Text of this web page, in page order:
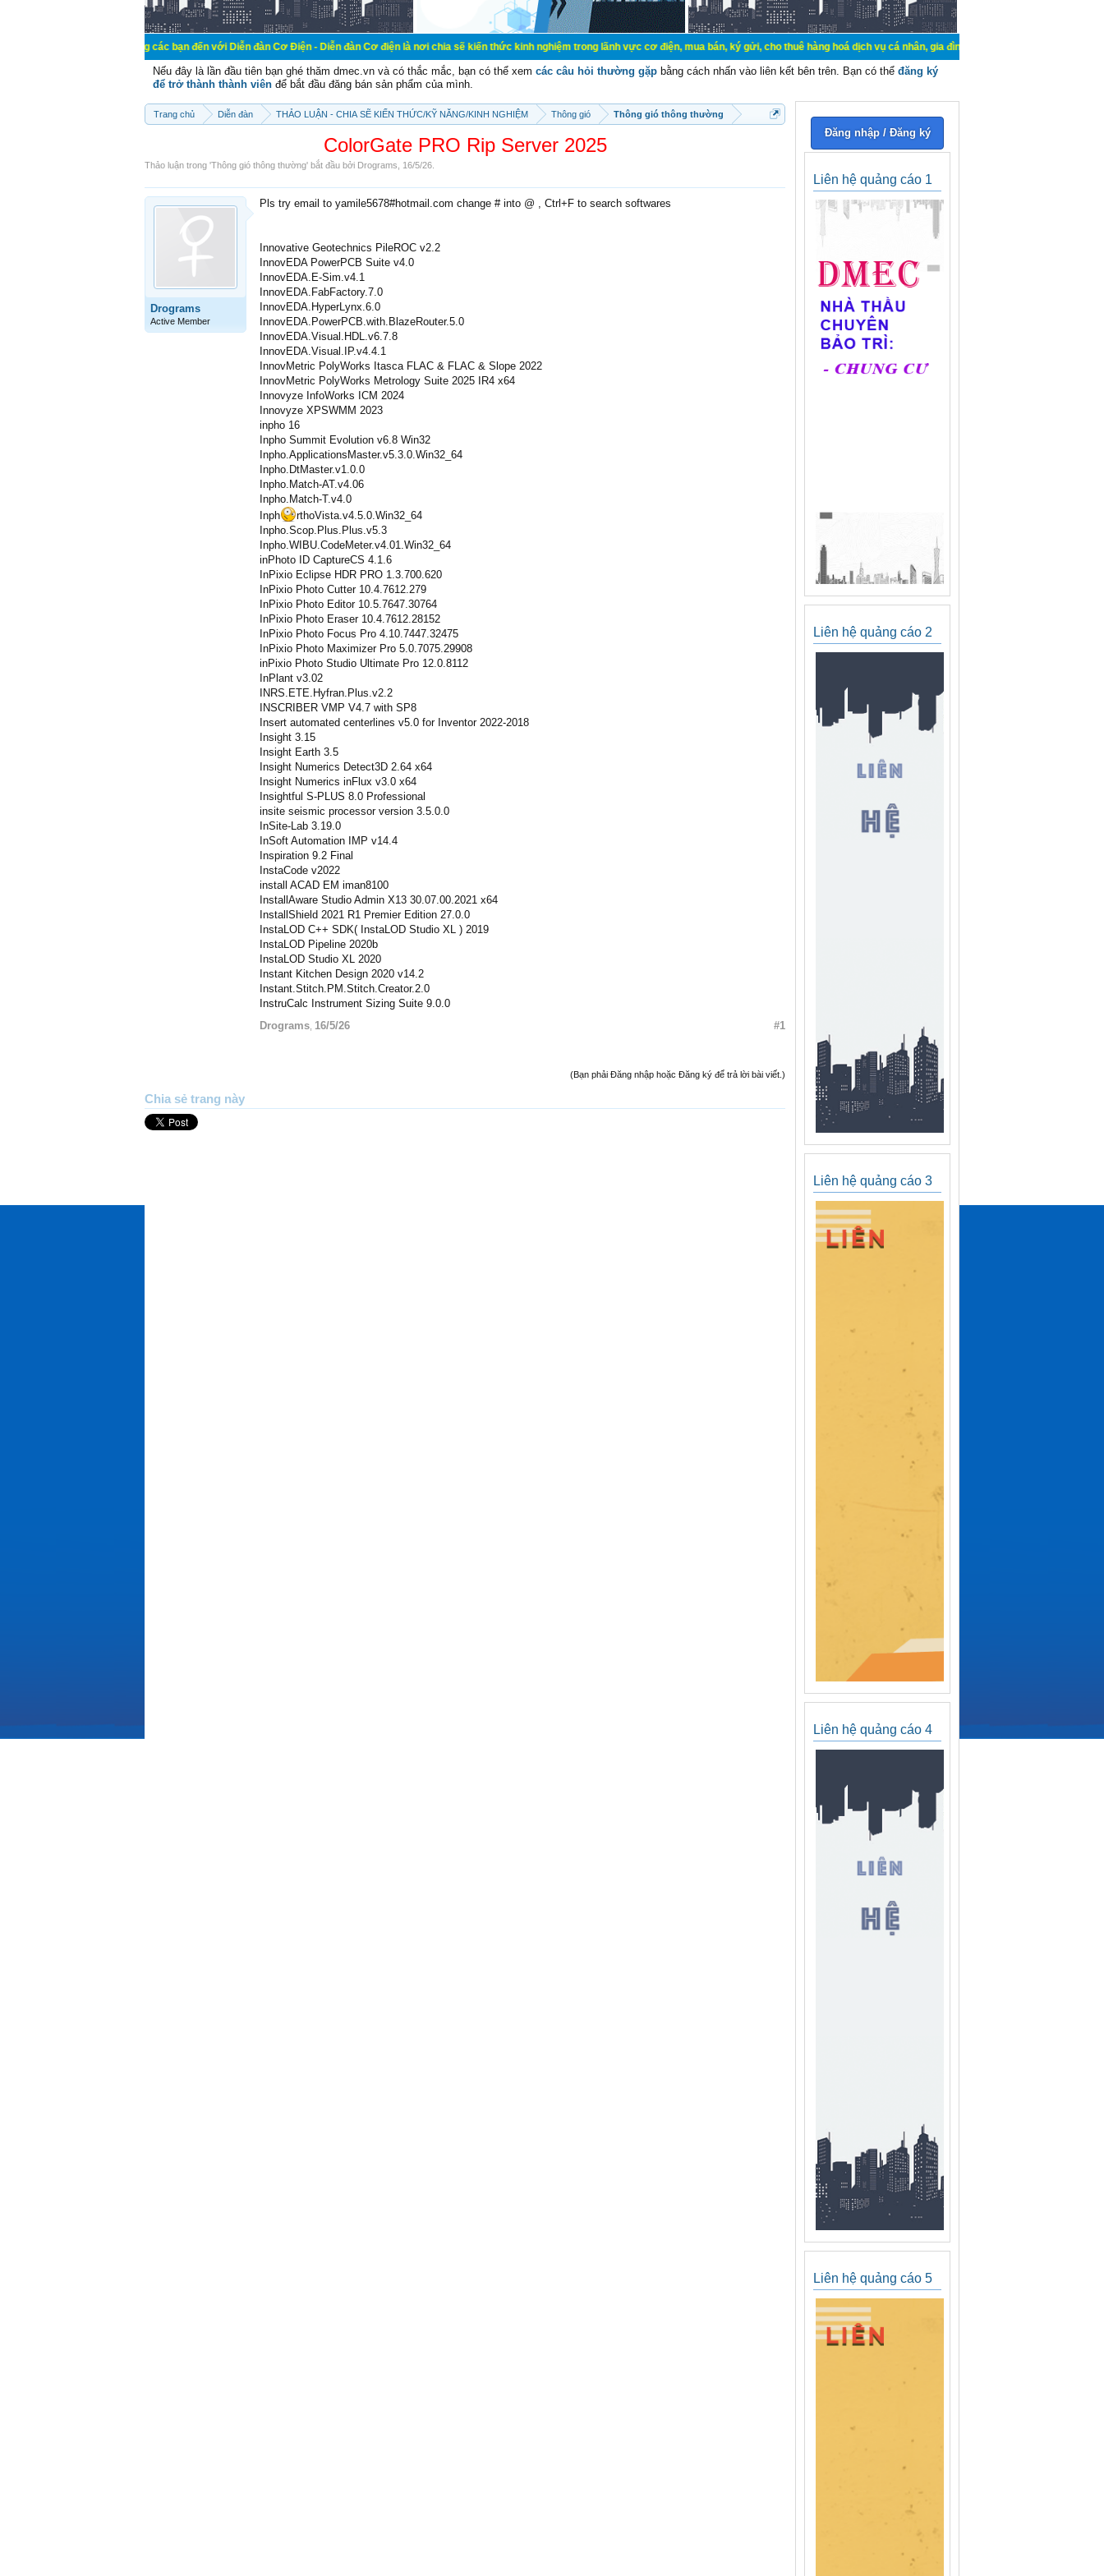
Chào mừng các bạn đến với Diễn đàn Cơ Điện - Diễn đàn Cơ điện là nơi chia sẽ kiến thức kinh nghiệm trong lãnh vực cơ điện, mua bán, ký gửi, cho thuê hàng hoá dịch vụ cá nhân, gia đình. Mua bán, ký gửi, cho thuê thiết bị hệ
Nếu đây là lần đầu tiên bạn ghé thăm dmec.vn và có thắc mắc, bạn có thể xem các câu hỏi thường gặp bằng cách nhấn vào liên kết bên trên. Bạn có thể đăng ký
để trở thành thành viên để bắt đầu đăng bán sản phẩm của mình.
Trang chủ Diễn đàn THẢO LUẬN - CHIA SẼ KIẾN THỨC/KỸ NĂNG/KINH NGHIỆM Thông gió Thông gió thông thường
ColorGate PRO Rip Server 2025
Thảo luận trong 'Thông gió thông thường' bắt đầu bởi Drograms 16/5/26
Drograms
Active Member
Pls try email to yamile5678#hotmail.com change # into @ , Ctrl+F to search softwares
Innovative Geotechnics PileROC v2.2
InnovEDA PowerPCB Suite v4.0
InnovEDA.E-Sim.v4.1
InnovEDA.FabFactory.7.0
InnovEDA.HyperLynx.6.0
InnovEDA.PowerPCB.with.BlazeRouter.5.0
InnovEDA.Visual.HDL.v6.7.8
InnovEDA.Visual.IP.v4.4.1
InnovMetric PolyWorks Itasca FLAC & FLAC & Slope 2022
InnovMetric PolyWorks Metrology Suite 2025 IR4 x64
Innovyze InfoWorks ICM 2024
Innovyze XPSWMM 2023
inpho 16
Inpho Summit Evolution v6.8 Win32
Inpho.ApplicationsMaster.v5.3.0.Win32_64
Inpho.DtMaster.v1.0.0
Inpho.Match-AT.v4.06
Inpho.Match-T.v4.0
Inph
rthoVista.v4.5.0.Win32_64
Inpho.Scop.Plus.Plus.v5.3
Inpho.WIBU.CodeMeter.v4.01.Win32_64
inPhoto ID CaptureСS 4.1.6
InPixio Eclipse HDR PRO 1.3.700.620
InPixio Photo Cutter 10.4.7612.279
InPixio Photo Editor 10.5.7647.30764
InPixio Photo Eraser 10.4.7612.28152
InPixio Photo Focus Pro 4.10.7447.32475
InPixio Photo Maximizer Pro 5.0.7075.29908
inPixio Photo Studio Ultimate Pro 12.0.8112
InPlant v3.02
INRS.ETE.Hyfran.Plus.v2.2
INSCRIBER VMP V4.7 with SP8
Insert automated centerlines v5.0 for Inventor 2022-2018
Insight 3.15
Insight Earth 3.5
Insight Numerics Detect3D 2.64 x64
Insight Numerics inFlux v3.0 x64
Insightful S-PLUS 8.0 Professional
insite seismic processor version 3.5.0.0
InSite-Lab 3.19.0
InSoft Automation IMP v14.4
Inspiration 9.2 Final
InstaCode v2022
install ACAD EM iman8100
InstallAware Studio Admin X13 30.07.00.2021 x64
InstallShield 2021 R1 Premier Edition 27.0.0
InstaLOD C++ SDK( InstaLOD Studio XL ) 2019
InstaLOD Pipeline 2020b
InstaLOD Studio XL 2020
Instant Kitchen Design 2020 v14.2
Instant.Stitch.PM.Stitch.Creator.2.0
InstruCalc Instrument Sizing Suite 9.0.0
Drograms 16/5/26 #1
(Bạn phải Đăng nhập hoặc Đăng ký để trả lời bài viết.)
Chia sẻ trang này
Đăng nhập / Đăng ký
Liên hệ quảng cáo 1
Liên hệ quảng cáo 2
Liên hệ quảng cáo 3
Liên hệ quảng cáo 4
Liên hệ quảng cáo 5